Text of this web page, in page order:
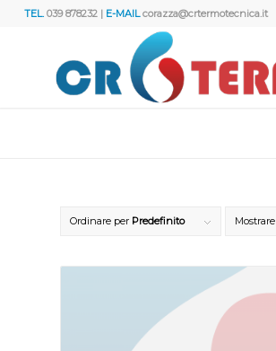
TEL.039 878232 | E-MAILcorazza@crtermotecnica.it
Ordinare per Predefinito Mostrare